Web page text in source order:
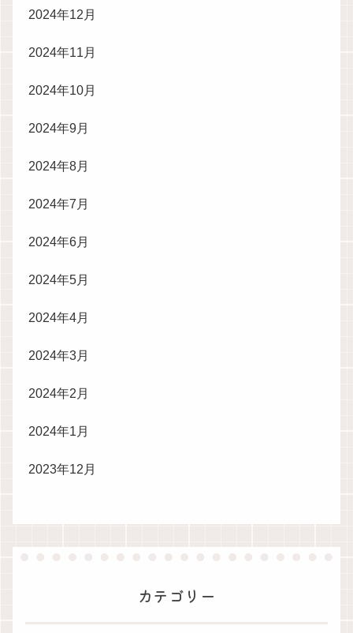
2024年12月
2024年11月
2024年10月
2024年9月
2024年8月
2024年7月
2024年6月
2024年5月
2024年4月
2024年3月
2024年2月
2024年1月
2023年12月
カテゴリー